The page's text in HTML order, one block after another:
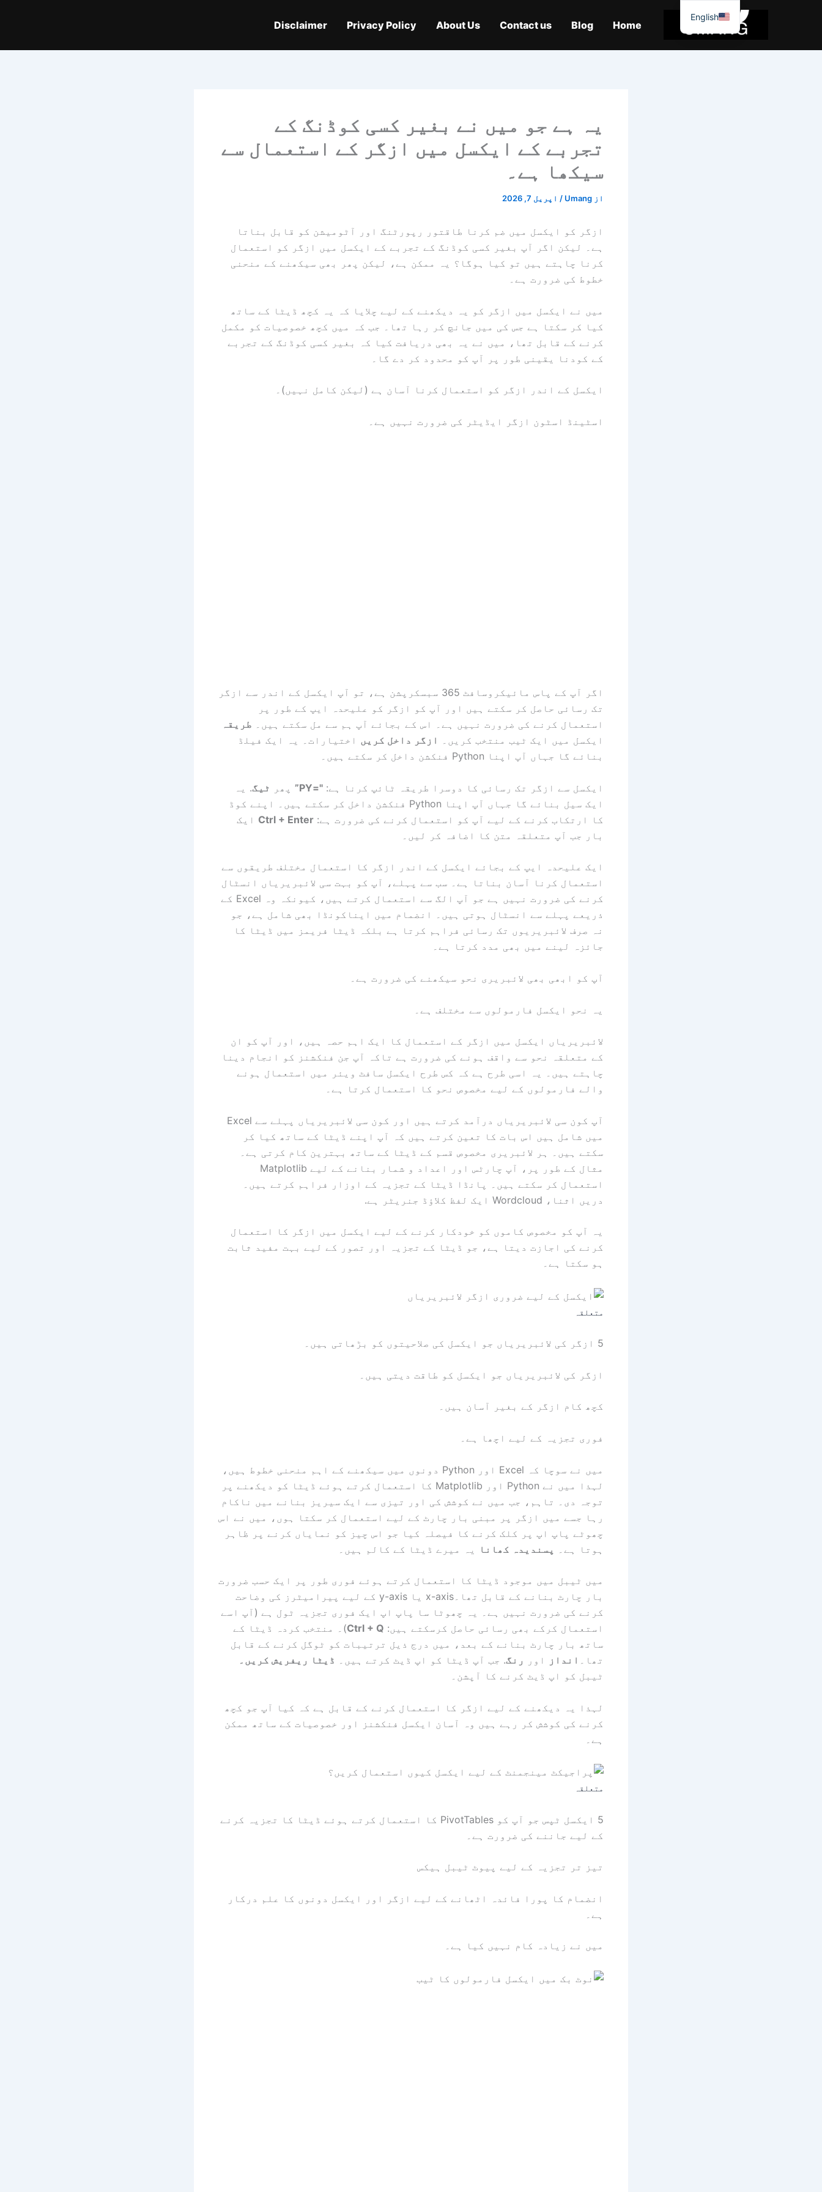
Home
Blog
Contact us
About Us
Privacy Policy
Disclaimer
یہ ہے جو میں نے بغیر کسی کوڈنگ کے
تجربے کے ایکسل میں ازگر کے استعمال سے
سیکھا ہے۔
از Umang
/ اپریل 7, 2026
ازگر کو ایکسل میں ضم کرنا طاقتور رپورٹنگ اور آٹومیشن کو قابل بناتا
ہے۔ لیکن اگر آپ بغیر کسی کوڈنگ کے تجربے کے ایکسل میں ازگر کو استعمال
کرنا چاہتے ہیں تو کیا ہوگا؟ یہ ممکن ہے، لیکن پھر بھی سیکھنے کے منحنی
خطوط کی ضرورت ہے۔
میں نے ایکسل میں ازگر کو یہ دیکھنے کے لیے چلایا کہ یہ کچھ ڈیٹا کے ساتھ
کیا کر سکتا ہے جس کی میں جانچ کر رہا تھا۔ جب کہ میں کچھ خصوصیات کو مکمل
کرنے کے قابل تھا، میں نے یہ بھی دریافت کیا کہ بغیر کسی کوڈنگ کے تجربے
کے کودنا یقینی طور پر آپ کو محدود کر دے گا۔
ایکسل کے اندر ازگر کو استعمال کرنا آسان ہے (لیکن کامل نہیں)۔
اسٹینڈ اسٹون ازگر ایڈیٹر کی ضرورت نہیں ہے۔
اگر آپ کے پاس مائیکروسافٹ 365 سبسکرپشن ہے، تو آپ ایکسل کے اندر سے ازگر
تک رسائی حاصل کر سکتے ہیں اور آپ کو ازگر کو علیحدہ ایپ کے طور پر
استعمال کرنے کی ضرورت نہیں ہے۔ اس کے بجائے آپ ہم سے مل سکتے ہیں۔ طریقہ
ایکسل میں ایک ٹیب منتخب کریں۔ ازگر داخل کریں اختیارات۔ یہ ایک فیلڈ
بنائے گا جہاں آپ اپنا Python فنکشن داخل کر سکتے ہیں۔
ایکسل سے ازگر تک رسائی کا دوسرا طریقہ ٹائپ کرنا ہے: "=PY” پھر ٹیگ. یہ
ایک سیل بنائے گا جہاں آپ اپنا Python فنکشن داخل کر سکتے ہیں۔ اپنے کوڈ
کا ارتکاب کرنے کے لیے آپ کو استعمال کرنے کی ضرورت ہے: Ctrl + Enter ایک
بار جب آپ متعلقہ متن کا اضافہ کر لیں۔
ایک علیحدہ ایپ کے بجائے ایکسل کے اندر ازگر کا استعمال مختلف طریقوں سے
استعمال کرنا آسان بناتا ہے۔ سب سے پہلے، آپ کو بہت سی لائبریریاں انسٹال
کرنے کی ضرورت نہیں ہے جو آپ الگ سے استعمال کرتے ہیں، کیونکہ وہ Excel کے
ذریعے پہلے سے انسٹال ہوتی ہیں۔ انضمام میں ایناکونڈا بھی شامل ہے، جو
نہ صرف لائبریریوں تک رسائی فراہم کرتا ہے بلکہ ڈیٹا فریمز میں ڈیٹا کا
جائزہ لینے میں بھی مدد کرتا ہے۔
آپ کو ابھی بھی لائبریری نحو سیکھنے کی ضرورت ہے۔
یہ نحو ایکسل فارمولوں سے مختلف ہے۔
لائبریریاں ایکسل میں ازگر کے استعمال کا ایک اہم حصہ ہیں، اور آپ کو ان
کے متعلقہ نحو سے واقف ہونے کی ضرورت ہے تاکہ آپ جن فنکشنز کو انجام دینا
چاہتے ہیں۔ یہ اسی طرح ہے کہ کس طرح ایکسل سافٹ ویئر میں استعمال ہونے
والے فارمولوں کے لیے مخصوص نحو کا استعمال کرتا ہے۔
آپ کون سی لائبریریاں درآمد کرتے ہیں اور کون سی لائبریریاں پہلے سے Excel
میں شامل ہیں اس بات کا تعین کرتے ہیں کہ آپ اپنے ڈیٹا کے ساتھ کیا کر
سکتے ہیں۔ ہر لائبریری مخصوص قسم کے ڈیٹا کے ساتھ بہترین کام کرتی ہے۔
مثال کے طور پر، آپ چارٹس اور اعداد و شمار بنانے کے لیے Matplotlib
استعمال کر سکتے ہیں۔ پانڈا ڈیٹا کے تجزیہ کے اوزار فراہم کرتے ہیں۔
دریں اثنا، Wordcloud ایک لفظ کلاؤڈ جنریٹر ہے.
یہ آپ کو مخصوص کاموں کو خودکار کرنے کے لیے ایکسل میں ازگر کا استعمال
کرنے کی اجازت دیتا ہے، جو ڈیٹا کے تجزیہ اور تصور کے لیے بہت مفید ثابت
ہو سکتا ہے۔
متعلقہ
5 ازگر کی لائبریریاں جو ایکسل کی صلاحیتوں کو بڑھاتی ہیں۔
ازگر کی لائبریریاں جو ایکسل کو طاقت دیتی ہیں۔
کچھ کام ازگر کے بغیر آسان ہیں۔
فوری تجزیہ کے لیے اچھا ہے۔
میں نے سوچا کہ Excel اور Python دونوں میں سیکھنے کے اہم منحنی خطوط ہیں،
لہذا میں نے Python اور Matplotlib کا استعمال کرتے ہوئے ڈیٹا کو دیکھنے پر
توجہ دی۔ تاہم، جب میں نے کوشش کی اور تیزی سے ایک سیریز بنانے میں ناکام
رہا جسے میں ازگر پر مبنی بار چارٹ کے لیے استعمال کر سکتا ہوں، میں نے اس
چھوٹے پاپ اپ پر کلک کرنے کا فیصلہ کیا جو اس چیز کو نمایاں کرنے پر ظاہر
ہوتا ہے۔
پسندیدہ کھانا یہ میرے ڈیٹا کے کالم ہیں۔
میں ٹیبل میں موجود ڈیٹا کا استعمال کرتے ہوئے فوری طور پر ایک حسب ضرورت
بار چارٹ بنانے کے قابل تھا۔
x-axis یا y-axis کے لیے پیرامیٹرز کی وضاحت
کرنے کی ضرورت نہیں ہے۔ یہ چھوٹا سا پاپ اپ ایک فوری تجزیہ ٹول ہے (آپ اسے
استعمال کرکے بھی رسائی حاصل کرسکتے ہیں: Ctrl + Q)۔ منتخب کردہ ڈیٹا کے
ساتھ بار چارٹ بنانے کے بعد، میں درج ذیل ترتیبات کو ٹوگل کرنے کے قابل
تھا۔ انداز اور رنگ. جب آپ ڈیٹا کو اپ ڈیٹ کرتے ہیں۔ ڈیٹا ریفریش کریں۔
ٹیبل کو اپ ڈیٹ کرنے کا آپشن۔
لہذا یہ دیکھنے کے لیے ازگر کا استعمال کرنے کے قابل ہے کہ کیا آپ جو کچھ
کرنے کی کوشش کر رہے ہیں وہ آسان ایکسل فنکشنز اور خصوصیات کے ساتھ ممکن
ہے۔
متعلقہ
5 ایکسل ٹپس جو آپ کو PivotTables کا استعمال کرتے ہوئے ڈیٹا کا تجزیہ کرنے
کے لیے جاننے کی ضرورت ہے۔
تیز تر تجزیہ کے لیے پیوٹ ٹیبل ہیکس
انضمام کا پورا فائدہ اٹھانے کے لیے ازگر اور ایکسل دونوں کا علم درکار
ہے۔
میں نے زیادہ کام نہیں کیا ہے۔
English